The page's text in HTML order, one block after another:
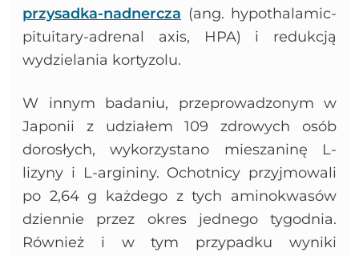
przysadka-nadnercza (ang. hypothalamic-
pituitary-adrenal axis, HPA) i redukcją
wydzielania kortyzolu.
W innym badaniu, przeprowadzonym w
Japonii z udziałem 109 zdrowych osób
dorosłych, wykorzystano mieszaninę L-
lizyny i L-argininy. Ochotnicy przyjmowali
po 2,64 g każdego z tych aminokwasów
dziennie przez okres jednego tygodnia.
Również i w tym przypadku wyniki